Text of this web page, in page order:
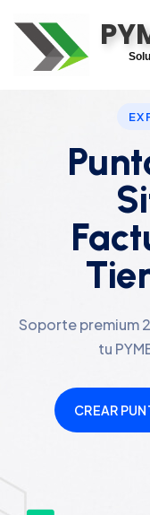
Soporte premium
tu
CREAR